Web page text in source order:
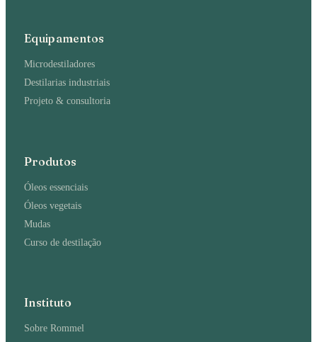
Equipamentos
Microdestiladores
Destilarias industriais
Projeto & consultoria
Produtos
Óleos essenciais
Óleos vegetais
Mudas
Curso de destilação
Instituto
Sobre Rommel